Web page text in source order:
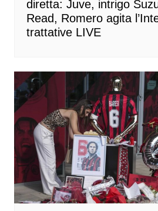
diretta: Juve, intrigo
Read, Romero agita
trattative LIVE